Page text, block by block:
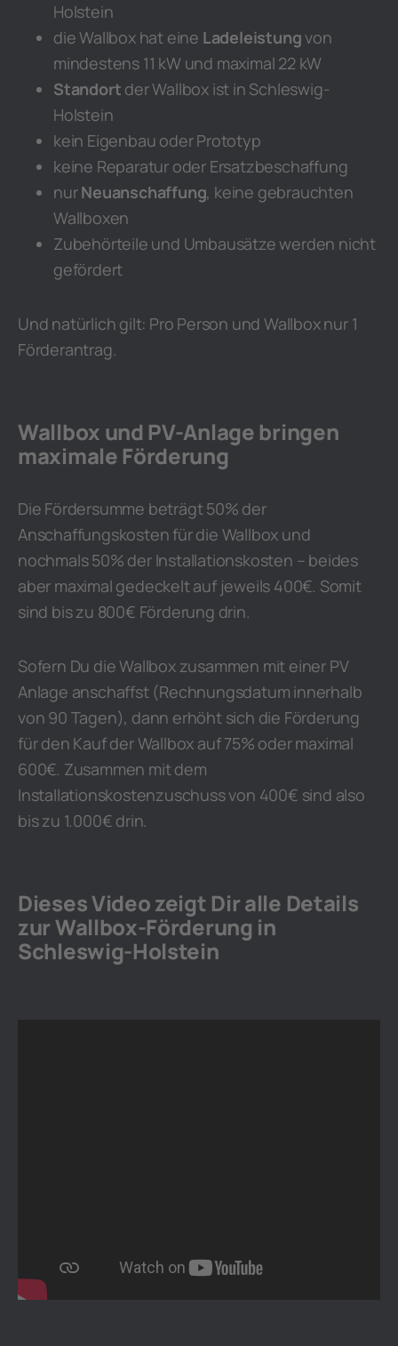
Holstein
die Wallbox hat eine Ladeleistung von
mindestens 11 kW und maximal 22 kW
Standort der Wallbox ist in Schleswig-
Holstein
kein Eigenbau oder Prototyp
keine Reparatur oder Ersatzbeschaffung
nurNeuanschaffung, keine gebrauchten
Wallboxen
Zubehörteile und Umbausätze werden nicht
gefördert
Und natürlich gilt: Pro Person und Wallbox nur 1
Förderantrag.
Wallbox und PV-Anlage bringen
maximale Förderung
Die Fördersumme beträgt 50% der
Anschaffungskosten für die Wallbox und
nochmals 50% der Installationskosten – beides
aber maximal gedeckelt auf jeweils 400€. Somit
sind bis zu 800€ Förderung drin.
Sofern Du die Wallbox zusammen mit einer PV
Anlage anschaffst (Rechnungsdatum innerhalb
von 90 Tagen), dann erhöht sich die Förderung
für den Kauf der Wallbox auf 75% oder maximal
600€. Zusammen mit dem
Installationskostenzuschuss von 400€ sind also
bis zu 1.000€ drin.
Dieses Video zeigt Dir alle Details
zur Wallbox-Förderung in
Schleswig-Holstein